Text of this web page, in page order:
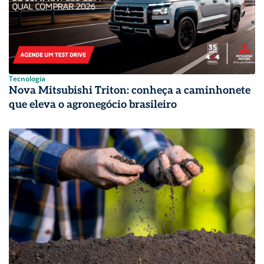
Tecnologia
Nova Mitsubishi Triton: conheça a caminhonete
que eleva o agronegócio brasileiro